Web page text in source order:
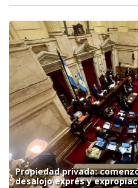
Propiedad privada:
desalojo exprés y